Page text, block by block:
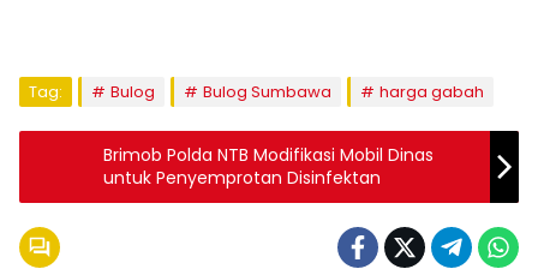
Tag: Bulog Bulog Sumbawa harga gabah
Brimob Polda NTB Modifikasi Mobil Dinas
untuk Penyemprotan Disinfektan